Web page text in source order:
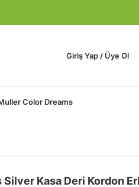
Giriş Yap / Üye Ol
Color Dreams
Kasa Deri Kordon